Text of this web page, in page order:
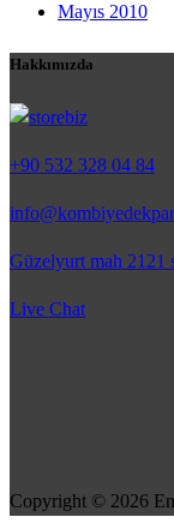
Mayıs 2010
Hakkımızda
+90 532 328 04 84
Güzelyurt mah 2121
Live Chat
Copyright © 2026